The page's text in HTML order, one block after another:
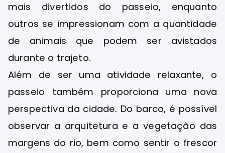
mais divertidos do passeio, enquanto
outros se impressionam com a quantidade
de animais que podem ser avistados
durante o trajeto.
Além de ser uma atividade relaxante, o
passeio também proporciona uma nova
perspectiva da cidade. Do barco, é possível
observar a arquitetura e a vegetação das
margens do rio, bem como sentir o frescor